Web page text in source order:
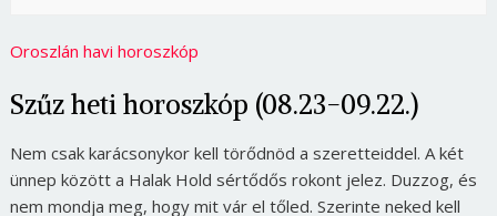
Oroszlán havi horoszkóp
Szűz heti horoszkóp (08.23-09.22.)
Nem csak karácsonykor kell törődnöd a szeretteiddel. A két
ünnep között a Halak Hold sértődős rokont jelez. Duzzog, és
nem mondja meg, hogy mit vár el tőled. Szerinte neked kell